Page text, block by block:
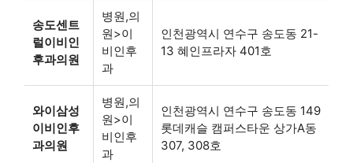
송도센트
럴이비인
후과의원
병원,의
원>이
비인후
과
인천광역시 연수구 송도동 21-
13 혜인프라자 401호
와이삼성
이비인후
과의원
병원,의
원>이
비인후
과
인천광역시 연수구 송도동 149
롯데캐슬 캠퍼스타운 상가A동
307, 308호